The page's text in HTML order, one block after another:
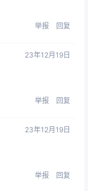
举报 回复
23年12月19日
举报 回复
23年12月19日
举报 回复